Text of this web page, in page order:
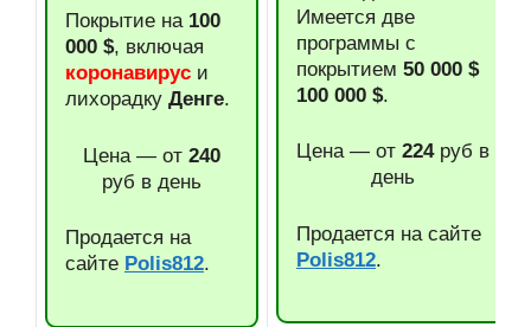
Покрытие на 100
000 $, включая
коронавирус и
лихорадку Денге.
Цена — от 240
руб в день
Продается на
сайте Polis812.
Имеется две
программы с
покрытием 50 000 $
100 000 $.
Цена — от 224руб в
день
Продается на сайте
Polis812.